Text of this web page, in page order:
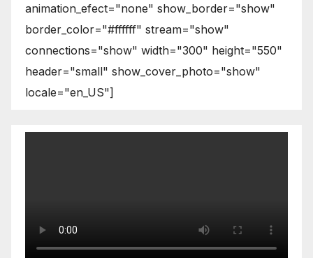
animation_efect="none" show_border="show"
border_color="#ffffff" stream="show"
connections="show" width="300" height="550"
header="small" show_cover_photo="show"
locale="en_US"]